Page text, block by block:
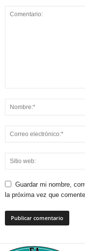
Guardar mi nombre,
la próxima vez que